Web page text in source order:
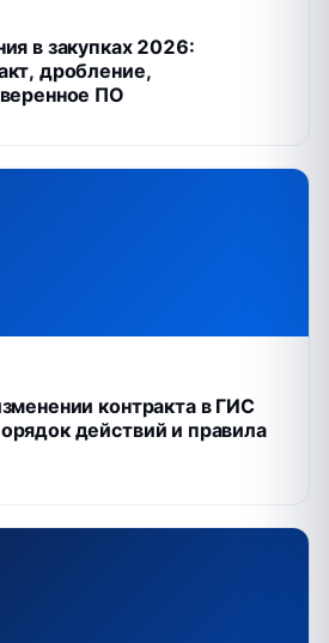
в закупках 2026:
дробление,
ПО
контракта в ГИС
действий и правила